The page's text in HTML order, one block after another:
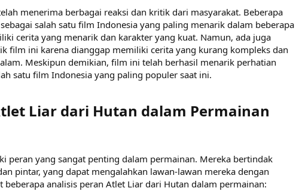
menerima berbagai reaksi dan kritik dari masyarakat. Beberapa
salah satu film Indonesia yang paling menarik dalam beberapa
cerita yang menarik dan karakter yang kuat. Namun, ada juga
film ini karena dianggap memiliki cerita yang kurang kompleks dan
Meskipun demikian, film ini telah berhasil menarik perhatian
satu film Indonesia yang paling populer saat ini.
Liar dari Hutan dalam Permainan​
peran yang sangat penting dalam permainan. Mereka bertindak
pintar, yang dapat mengalahkan lawan-lawan mereka dengan
beberapa analisis peran Atlet Liar dari Hutan dalam permainan: